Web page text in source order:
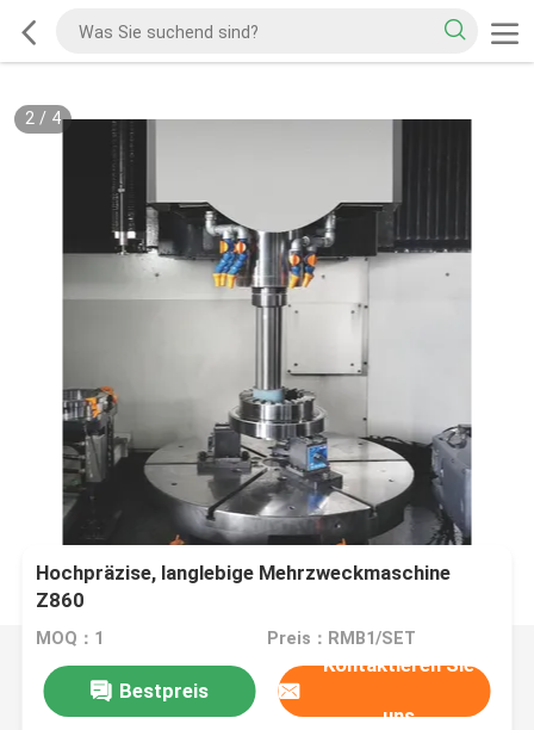
2/ 4
Hochpräzise, langlebige Mehrzweckmaschine
Z860
MOQ：1 Preis：RMB1/SET
Bestpreis
Kontaktieren Sie
uns